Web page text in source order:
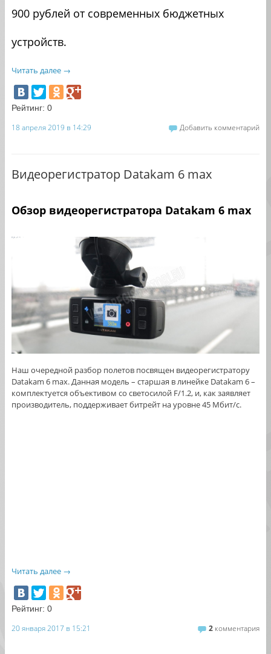
900 рублей от современных бюджетных
устройств.
Читать далее →
Рейтинг: 0
18 апреля 2019 в 14:29 Добавить комментарий
Видеорегистратор Datakam 6 max
Обзор видеорегистратора Datakam 6 max
Наш очередной разбор полетов посвящен видеорегистратору
Datakam 6 max. Данная модель – старшая в линейке Datakam 6 –
комплектуется объективом со светосилой F/1.2, и, как заявляет
производитель, поддерживает битрейт на уровне 45 Мбит/с.
Читать далее →
Рейтинг: 0
20 января 2017 в 15:21 2 комментария